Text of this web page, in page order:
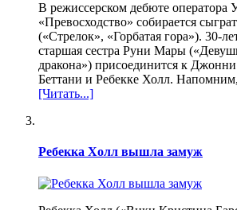
В режиссерском дебюте оператора
«Превосходство» собирается
(«Стрелок», «Горбатая гора»). 30-
старшая сестра Руни Мары
дракона») присоединится к
Беттани и Ребекке Холл.
[Читать...]
Ребекка Холл вышла замуж